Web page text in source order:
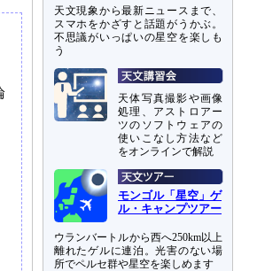
天文現象から最新ニュースまで、
スマホをかざすと話題がうかぶ。
不思議がいっぱいの星空を楽しも
う
天体写真撮影や画像
処理、アストロアー
ツのソフトウェアの
使いこなし方法など
をオンラインで解説
モンゴル「星空」ゲ
ル・キャンプツアー
ウランバートルから西へ250km以上
離れたゲルに連泊。光害のない場
所でペルセ群や星空を楽しめます